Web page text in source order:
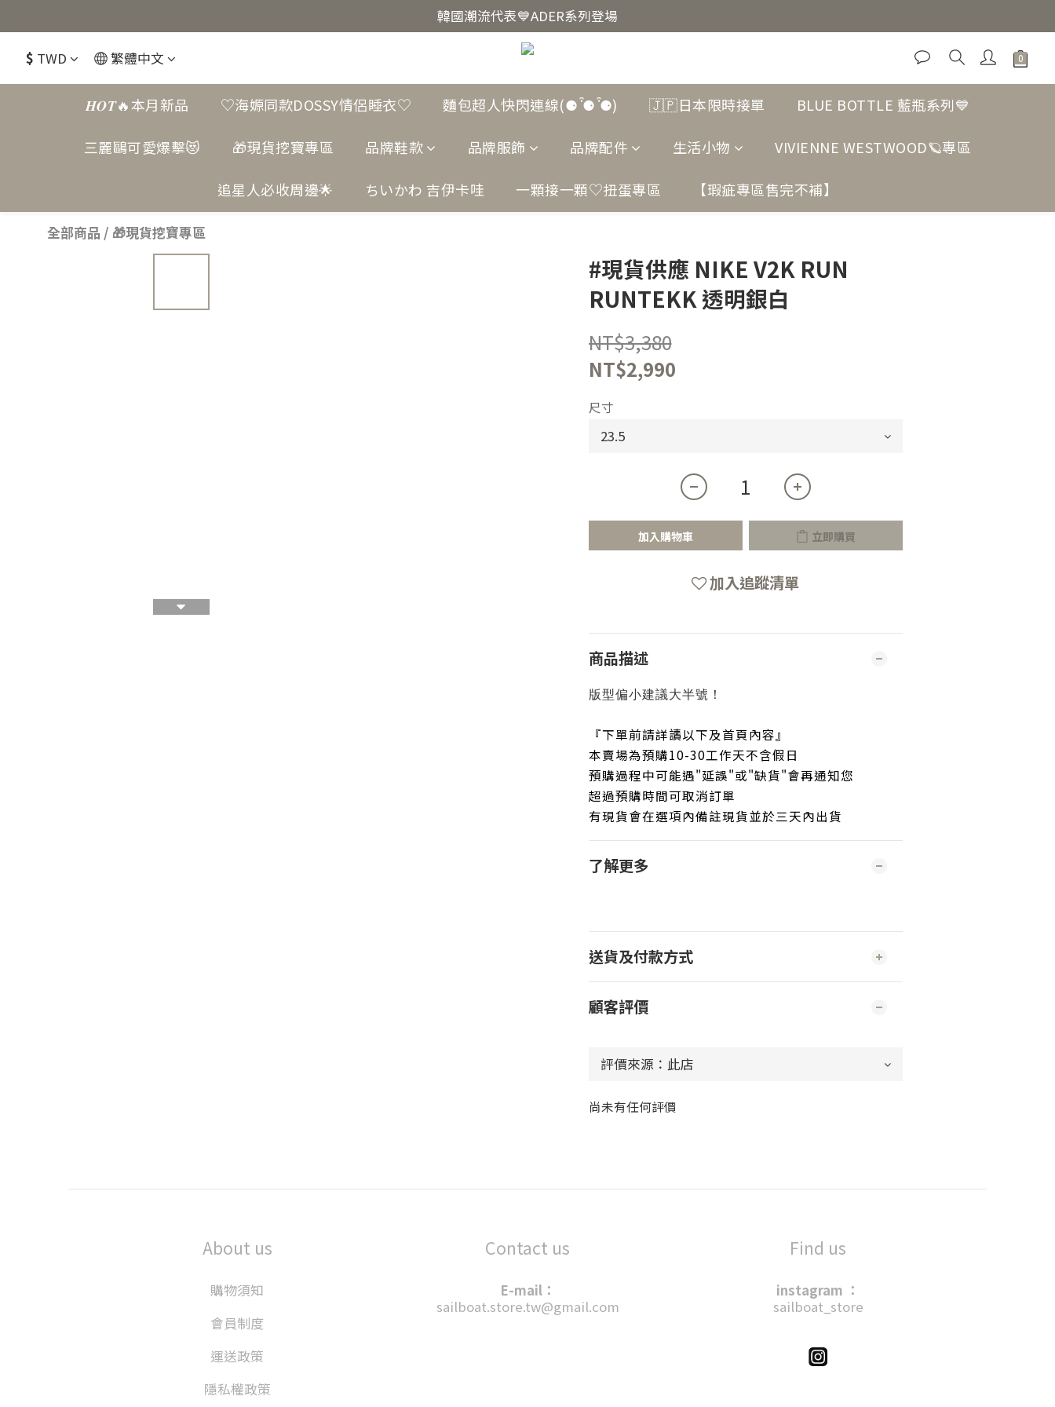
韓國爆紅🔥LUODIN Y2K相機📷
韓國潮流代表💙ADER系列登場
韓國爆紅🔥LUODIN Y2K相機📷
$ TWD 繁體中文
𝑯𝑶𝑻🔥本月新品 ♡海嫄同款DOSSY情侶睡衣♡ 麵包超人快閃連線(⚈ ̍̑⚈ ̍̑⚈) 🇯🇵日本限時接單 BLUE BOTTLE 藍瓶系列💙
三麗鷗可愛爆擊😻 🎁現貨挖寶專區 品牌鞋款 品牌服飾 品牌配件 生活小物 VIVIENNE WESTWOOD🪐專區
追星人必收周邊🌟 ちいかわ 吉伊卡哇 一顆接一顆♡扭蛋專區 【瑕疵專區售完不補】
全部商品 / 🎁現貨挖寶專區
#現貨供應 NIKE V2K RUN
RUNTEKK 透明銀白
NT$3,380
NT$2,990
尺寸
加入購物車 立即購買
加入追蹤清單
商品描述
版型偏小建議大半號！
『下單前請詳讀以下及首頁內容』
本賣場為預購10-30工作天不含假日
預購過程中可能遇"延誤"或"缺貨"會再通知您
超過預購時間可取消訂單
有現貨會在選項內備註現貨並於三天內出貨
了解更多
送貨及付款方式
顧客評價
尚未有任何評價
About us
購物須知
會員制度
運送政策
隱私權政策
Contact us
E-mail：
sailboat.store.tw@gmail.com
Find us
instagram ：
sailboat_store